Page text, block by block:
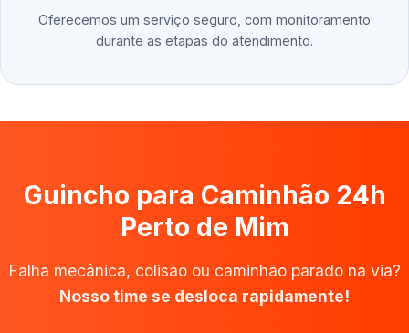
Oferecemos um serviço seguro, com monitoramento
durante as etapas do atendimento.
Guincho para Caminhão 24h
Perto de Mim
Falha mecânica, colisão ou caminhão parado na via?
Nosso time se desloca rapidamente!